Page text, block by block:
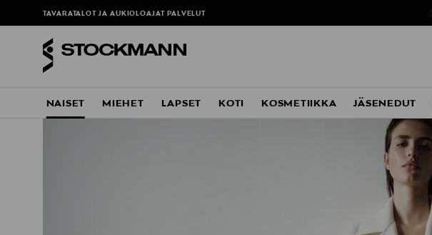
TAVARATALOT JA AUKIOLOAJAT PALVELUT
NAISET MIEHET LAPSET KOTI KOSMETIIKKA JÄSENEDUT